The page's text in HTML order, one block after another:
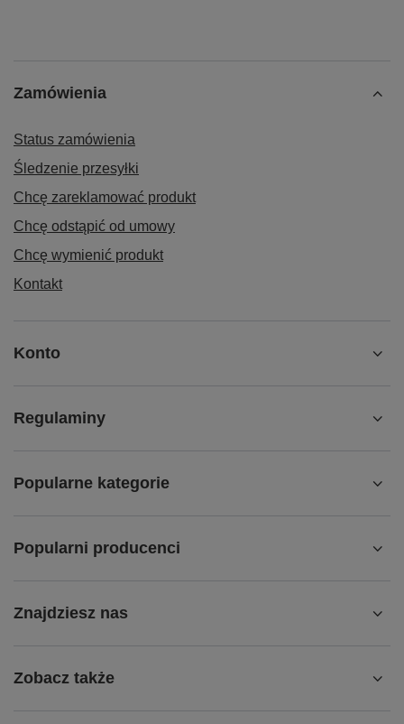
Zamówienia
Status zamówienia
Śledzenie przesyłki
Chcę zareklamować produkt
Chcę odstąpić od umowy
Chcę wymienić produkt
Kontakt
Konto
Regulaminy
Popularne kategorie
Popularni producenci
Znajdziesz nas
Zobacz także